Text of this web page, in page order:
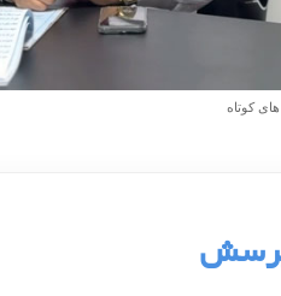
کوتاه